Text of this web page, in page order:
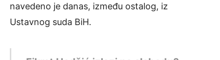
navedeno je danas, između ostalog, iz
Ustavnog suda BiH.